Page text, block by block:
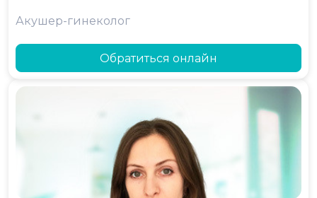
Акушер-гинеколог
Обратиться онлайн